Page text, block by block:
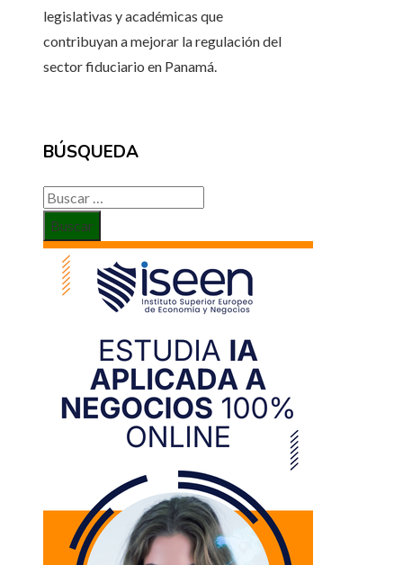
legislativas y académicas que
contribuyan a mejorar la regulación del
sector fiduciario en Panamá.
BÚSQUEDA
Buscar: